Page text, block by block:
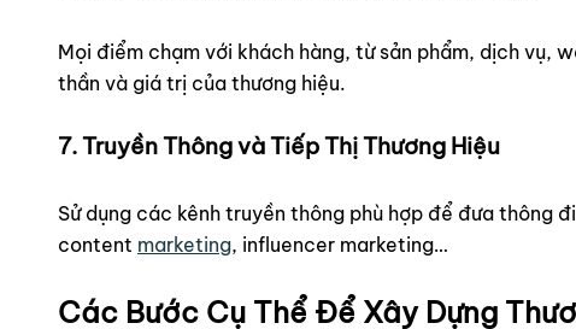
Mọi điểm chạm với khách hàng, từ sản phẩm, dịch vụ,
thần và giá trị của thương hiệu.
7. Truyền Thông và Tiếp Thị Thương Hiệu
Sử dụng các kênh truyền thông phù hợp để đưa thông
content marketing, influencer marketing…
Các Bước Cụ Thể Để Xây Dựng